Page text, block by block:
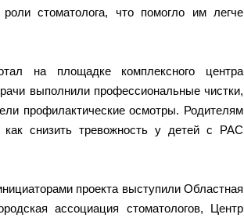
стоматолога, что помогло им легче
на площадке комплексного центра
выполнили профессиональные чистки,
профилактические осмотры. Родителям
снизить тревожность у детей с РАС
проекта выступили Областная
ассоциация стоматологов, Центр